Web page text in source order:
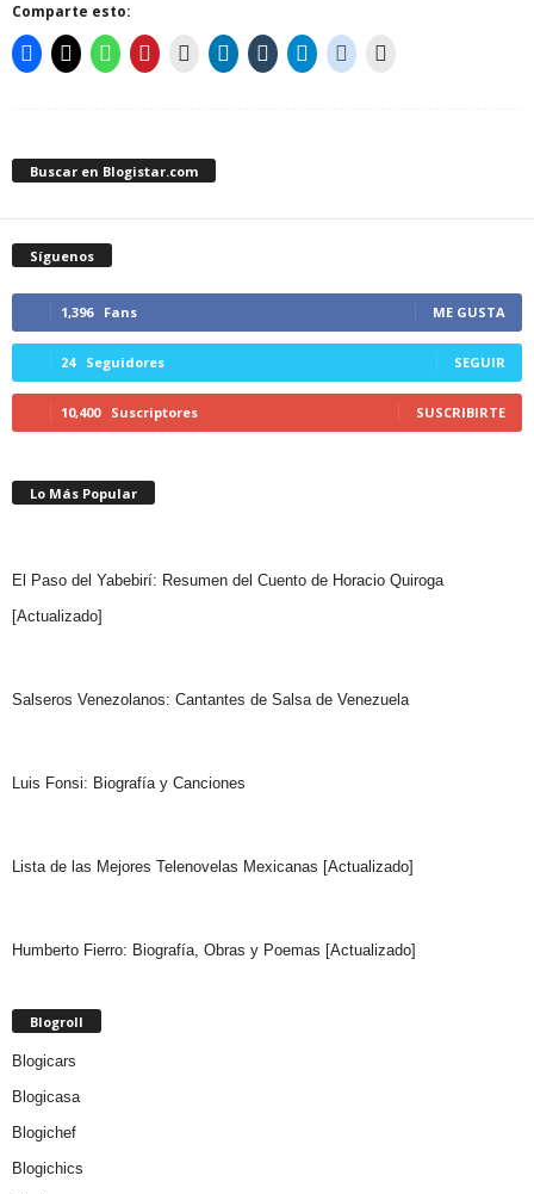
Comparte esto:
Buscar en Blogistar.com
Síguenos
1,396 Fans ME GUSTA
24 Seguidores SEGUIR
10,400 Suscriptores SUSCRIBIRTE
Lo Más Popular
El Paso del Yabebirí: Resumen del Cuento de Horacio Quiroga
[Actualizado]
Salseros Venezolanos: Cantantes de Salsa de Venezuela
Luis Fonsi: Biografía y Canciones
Lista de las Mejores Telenovelas Mexicanas [Actualizado]
Humberto Fierro: Biografía, Obras y Poemas [Actualizado]
Blogroll
Blogicars
Blogicasa
Blogichef
Blogichics